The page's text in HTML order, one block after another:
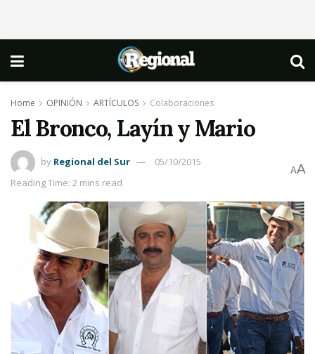
Home OPINIÓN ARTÍCULOS Colaboraciones
El Bronco, Layín y Mario
by Regional del Sur
05/10/2015
Reading Time: 2 mins read
AA